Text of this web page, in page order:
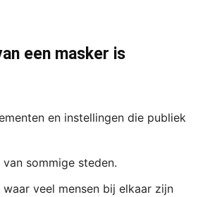
een masker is
en instellingen die publiek
sommige steden.
veel mensen bij elkaar zijn